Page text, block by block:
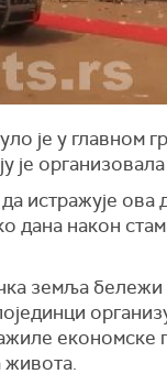
је у главном
је
истражује ова
дана након
земља бележи
економске
живота.